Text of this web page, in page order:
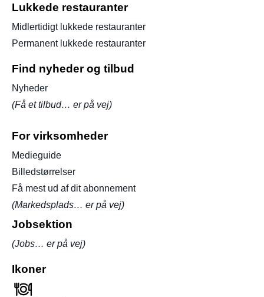
Lukkede restauranter
Midlertidigt lukkede restauranter
Permanent lukkede restauranter
Find nyheder og tilbud
Nyheder
(Få et tilbud… er på vej)
For virksomheder
Medieguide
Billedstørrelser
Få mest ud af dit abonnement
(Markedsplads… er på vej)
Jobsektion
(Jobs… er på vej)
Ikoner